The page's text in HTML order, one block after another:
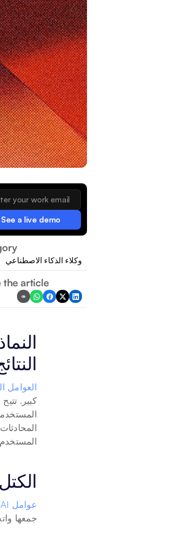
See a live demo
وكلاء الذكاء الاصطناعي
the article
العوامل
عوامل Beam AI
جمعها